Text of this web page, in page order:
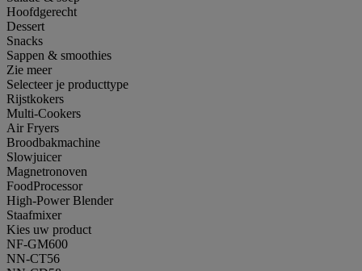
Hoofdgerecht
Dessert
Snacks
Sappen & smoothies
Zie meer
Selecteer je producttype
Rijstkokers
Multi-Cookers
Air Fryers
Broodbakmachine
Slowjuicer
Magnetronoven
FoodProcessor
High-Power Blender
Staafmixer
Kies uw product
NF-GM600
NN-CT56